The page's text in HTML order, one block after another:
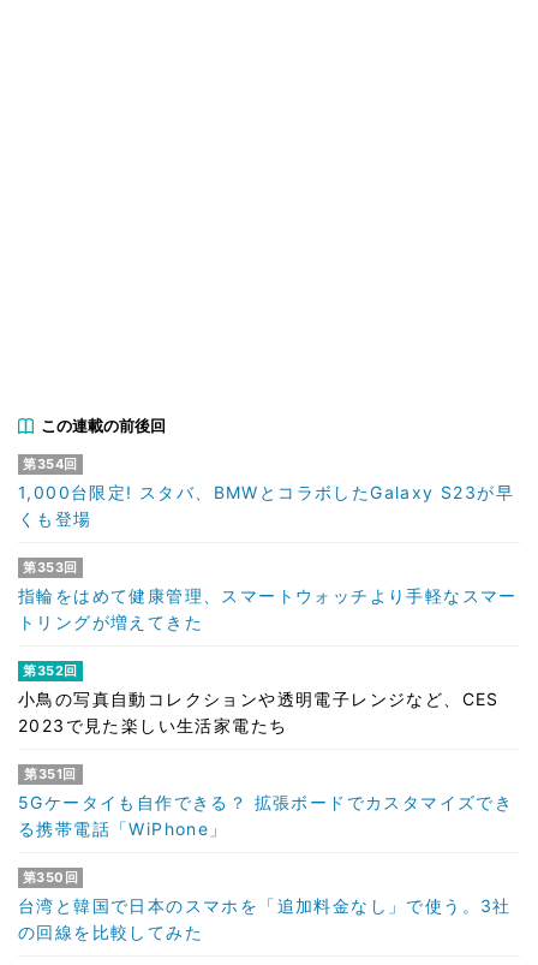
この連載の前後回
第354回
1,000台限定! スタバ、BMWとコラボしたGalaxy S23が早
くも登場
第353回
指輪をはめて健康管理、スマートウォッチより手軽なスマー
トリングが増えてきた
第352回
小鳥の写真自動コレクションや透明電子レンジなど、CES
2023で見た楽しい生活家電たち
第351回
5Gケータイも自作できる？ 拡張ボードでカスタマイズでき
る携帯電話「WiPhone」
第350回
台湾と韓国で日本のスマホを「追加料金なし」で使う。3社
の回線を比較してみた